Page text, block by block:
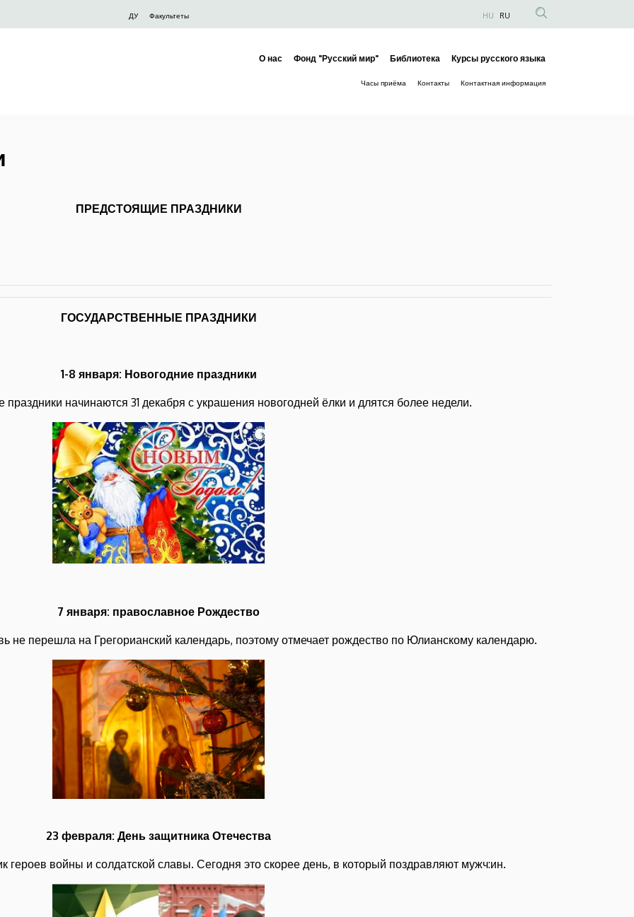
ДУ Факультеты
Anonim
fiók
menüje
HU RU
О нас Фонд "Русский мир" Библиотека Курсы русского языка
Часы приёма Контакты Контактная информация
ПРЕДСТОЯЩИЕ ПРАЗДНИКИ
ГОСУДАРСТВЕННЫЕ ПРАЗДНИКИ
1-8 января: Новогодние праздники
начинаются 31 декабря с украшения новогодней ёлки и длятся более недели.
7 января: православное Рождество
не перешла на Грегорианский календарь, поэтому отмечает рождество по Юлианскому календарю.
23 февраля: День защитника Отечества
героев войны и солдатской славы. Сегодня это скорее день, в который поздравляют мужч:ин.